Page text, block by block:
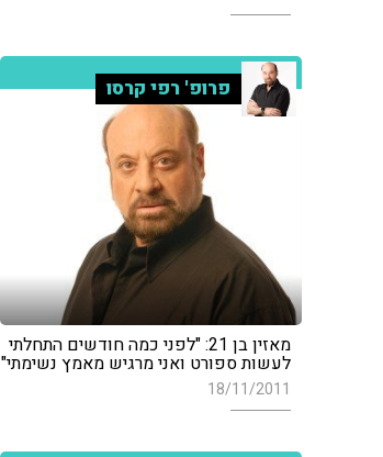
פרופ' רפי קרסו
מאזין בן 21: "לפני כמה חודשים התחלתי
לעשות ספורט ואני מרגיש מאמץ נשימתי"
18/11/2011